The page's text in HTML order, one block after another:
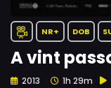
NR+ DOB
A vint
2013 1h 29m